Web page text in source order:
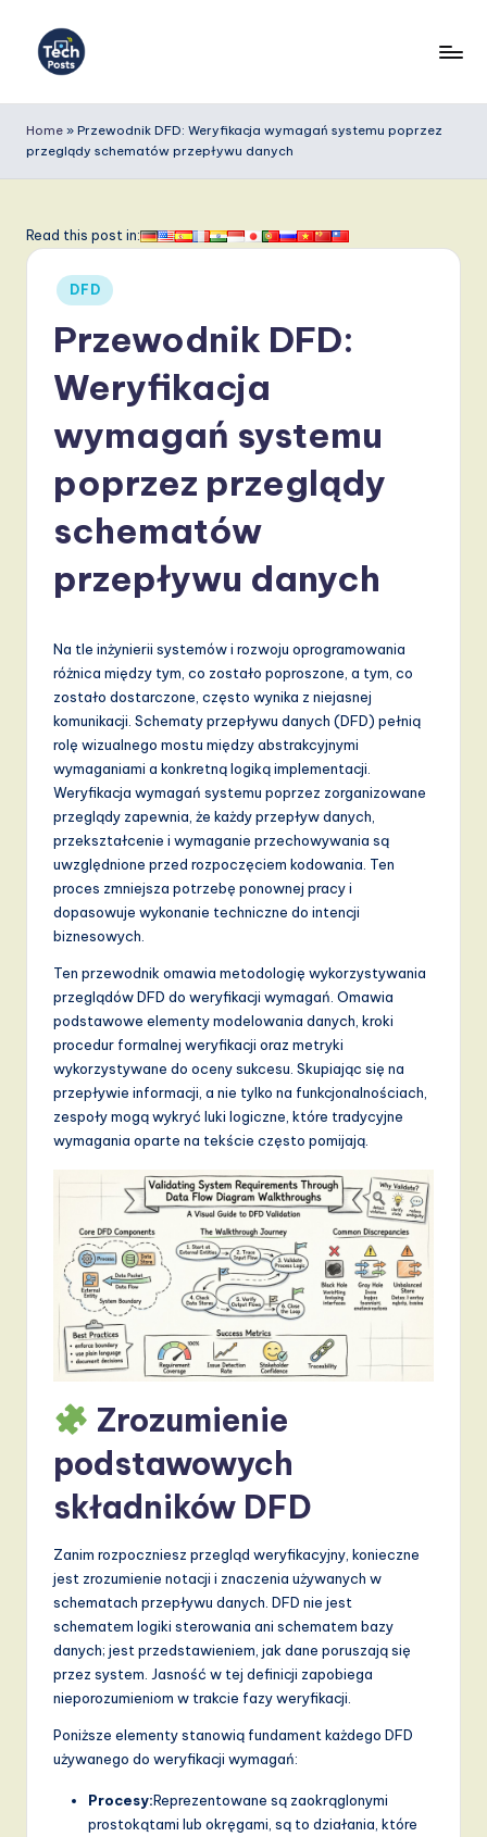
e
c
P
T
d
in
A
w
D
it
Home » Przewodnik DFD: Weryfikacja wymagań systemu poprzez
przeglądy schematów przepływu danych
Read this post in:
Posted
in
DFD
Przewodnik DFD:
Weryfikacja
wymagań systemu
poprzez przeglądy
schematów
przepływu danych
Na tle inżynierii systemów i rozwoju oprogramowania
różnica między tym, co zostało poproszone, a tym, co
zostało dostarczone, często wynika z niejasnej
komunikacji. Schematy przepływu danych (DFD) pełnią
rolę wizualnego mostu między abstrakcyjnymi
wymaganiami a konkretną logiką implementacji.
Weryfikacja wymagań systemu poprzez zorganizowane
przeglądy zapewnia, że każdy przepływ danych,
przekształcenie i wymaganie przechowywania są
uwzględnione przed rozpoczęciem kodowania. Ten
proces zmniejsza potrzebę ponownej pracy i
dopasowuje wykonanie techniczne do intencji
biznesowych.
Ten przewodnik omawia metodologię wykorzystywania
przeglądów DFD do weryfikacji wymagań. Omawia
podstawowe elementy modelowania danych, kroki
procedur formalnej weryfikacji oraz metryki
wykorzystywane do oceny sukcesu. Skupiając się na
przepływie informacji, a nie tylko na funkcjonalnościach,
zespoły mogą wykryć luki logiczne, które tradycyjne
wymagania oparte na tekście często pomijają.
Zrozumienie
podstawowych
składników DFD
Zanim rozpoczniesz przegląd weryfikacyjny, konieczne
jest zrozumienie notacji i znaczenia używanych w
schematach przepływu danych. DFD nie jest
schematem logiki sterowania ani schematem bazy
danych; jest przedstawieniem, jak dane poruszają się
przez system. Jasność w tej definicji zapobiega
nieporozumieniom w trakcie fazy weryfikacji.
Poniższe elementy stanowią fundament każdego DFD
używanego do weryfikacji wymagań:
Procesy:Reprezentowane są zaokrąglonymi
prostokątami lub okręgami, są to działania, które